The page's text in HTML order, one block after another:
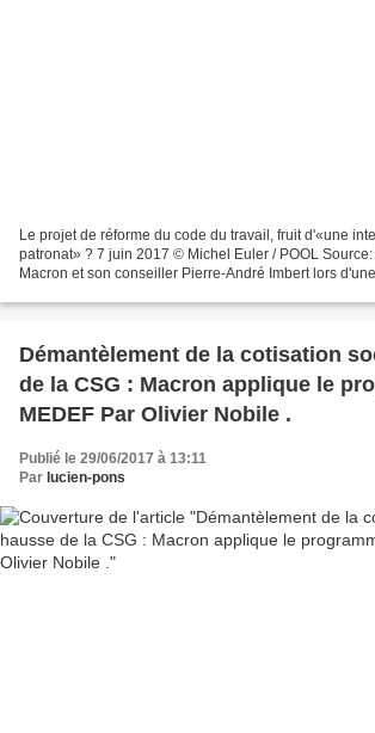
Le projet de réforme du code du travail, fruit d'«une
patronat» ? 7 juin 2017 © Michel Euler / POOL
Macron et son conseiller Pierre-André Imbert lors
Démantèlement de la cotisation
de la CSG : Macron applique le
MEDEF Par Olivier Nobile .
Publié le 29/06/2017 à 13:11
Par lucien-pons